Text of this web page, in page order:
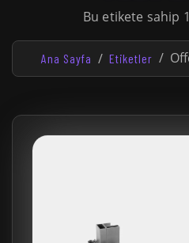
Bu etikete sahip
Ana Sayfa Etiketler